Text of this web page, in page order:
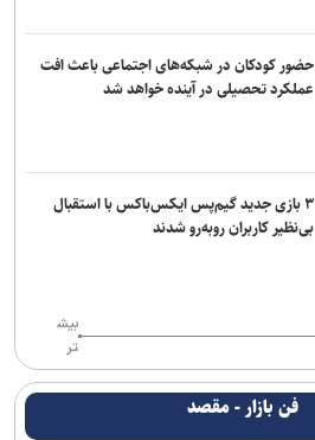
حضور کودکان در شبکه‌های اجتماعی باعث افت
عملکرد تحصیلی در آینده خواهد شد
۳ بازی جدید گیم‌پس ایکس‌باکس با استقبال
بی‌نظیر کاربران روبه‌رو شدند
بیش
تر
فن بازار - مقصد